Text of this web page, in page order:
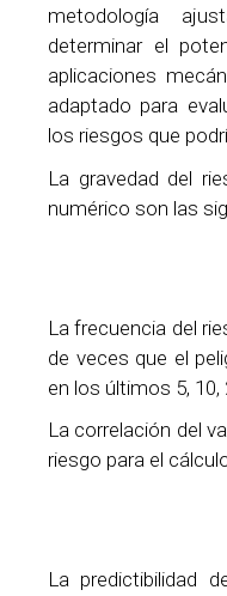
metodología
determinar el
aplicaciones
adaptado para
los riesgos que
La gravedad del
numérico son las
La frecuencia del
de veces que el
en los últimos 5, 10,
La correlación del
riesgo para el
La predictibilidad